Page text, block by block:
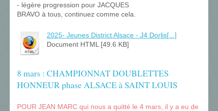
- légère progression pour JACQUES
BRAVO à tous, continuez comme cela.
2025- Jeunes District Alsace - J4 Dorlis[...]
Document HTML [49.6 KB]
8 mars : CHAMPIONNAT DOUBLETTES
HONNEUR phase ALSACE à SAINT LOUIS
POUR JEAN MARC qui nous a quitté le 4 mars, il y a eu de